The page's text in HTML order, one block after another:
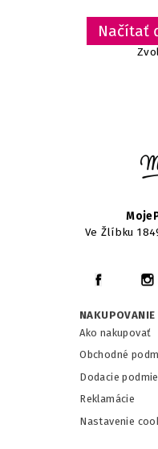
Načítať
Ve Žlíbku
NAKUPOVANIE
Ako nakupovať
Obchodné
Dodacie
Reklamácie
Nastavenie